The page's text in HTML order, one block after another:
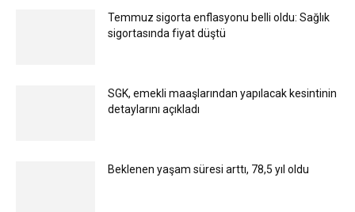
Temmuz sigorta enflasyonu belli oldu: Sağlık
sigortasında fiyat düştü
SGK, emekli maaşlarından yapılacak kesintinin
detaylarını açıkladı
Beklenen yaşam süresi arttı, 78,5 yıl oldu